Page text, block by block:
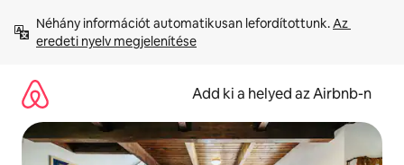
tartalomra
Néhány információt automatikusan lefordítottunk. Az
eredeti nyelv megjelenítése
Add ki a helyed az Airbnb-n